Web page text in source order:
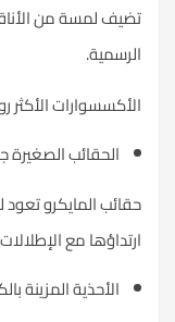
تضيف لمسة من
الرسمية.
الأكسسوارات الأكثر
الحقائب الصغيرة
حقائب المايكرو
ارتداؤها مع
الأحذية المزينة